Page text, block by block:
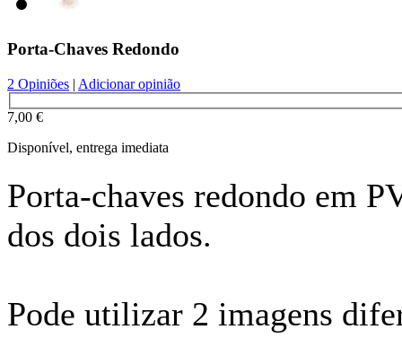
Porta-Chaves Redondo
2 Opiniões | Adicionar opinião
7,00 €
Disponível, entrega imediata
Porta-chaves redondo em
dos dois lados.
Pode utilizar 2 imagens